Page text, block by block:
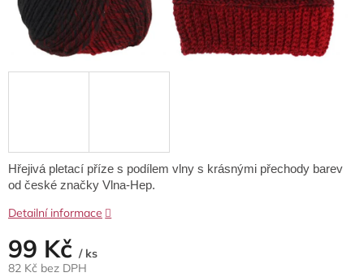
99 Kč / ks
82 Kč bez DPH
Hřejivá pletací příze s podílem vlny s krásnými přechody barev
od české značky Vlna-Hep.
Detailní informace